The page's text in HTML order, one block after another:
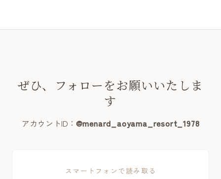
ぜひ、フォローをお願いいたしま
す
アカウントID： @menard_aoyama_resort_1978
スマートフォンで読み取る